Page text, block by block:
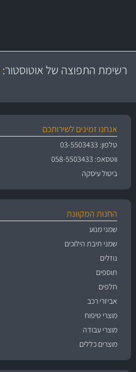
משלוח מהיר
באמצעות צ'יטה
משלוחים
רשימת התפוצה של אוטוסטור:
אנחנו זמינים לשירותכם
טלפון: 03-5503433
ווטסאפ: 058-5503433
ביטול עיסקה
החנות המקוונת
שמני מנוע
שמני תיבת הילוכים
נוזלים
תוספים
חלפים
אביזרי רכב
מוצרי טיפוח
מוצרי עבודה
מוצרים כללים